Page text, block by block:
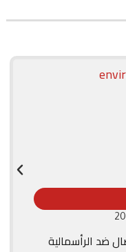
ضد الرأسمالية